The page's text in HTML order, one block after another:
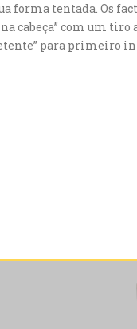
forma tentada. Os
cabeça” com um
para primeiro